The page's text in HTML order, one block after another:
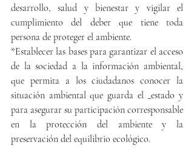
desarrollo, salud y bienestar y vigilar el
cumplimiento del deber que tiene toda
persona de proteger el ambiente.
*Establecer las bases para garantizar el acceso
de la sociedad a la información ambiental,
que permita a los ciudadanos conocer la
situación ambiental que guarda el _estado y
para asegurar su participación corresponsable
en la protección del ambiente y la
preservación del equilibrio ecológico.